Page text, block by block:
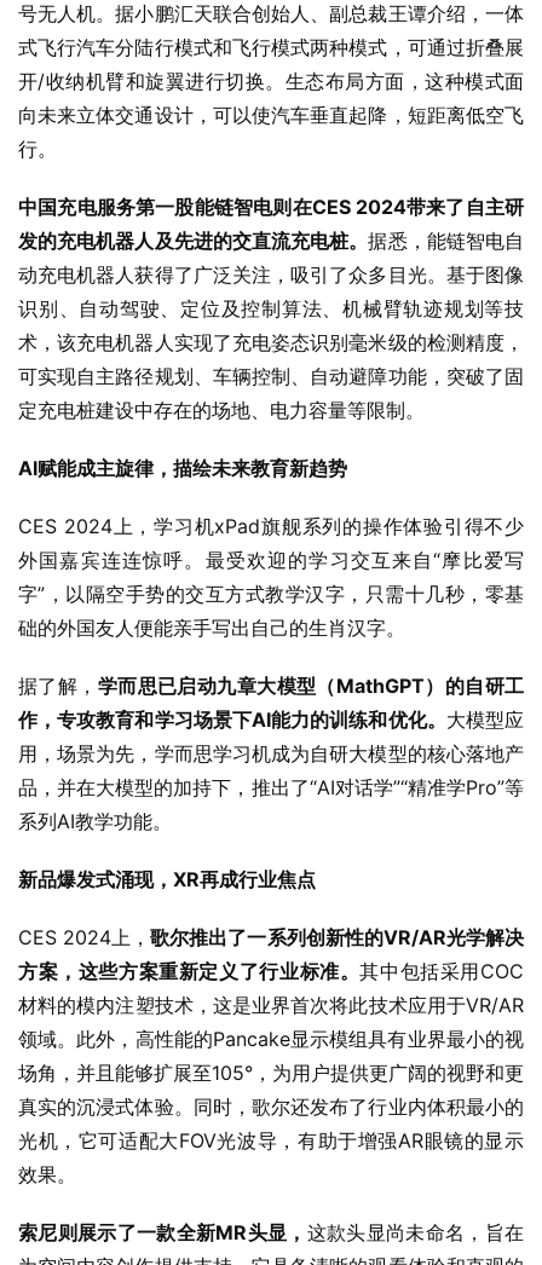
号无人机。据小鹏汇天联合创始人、副总裁王谭介绍，一体
式飞行汽车分陆行模式和飞行模式两种模式，可通过折叠展
开/收纳机臂和旋翼进行切换。生态布局方面，这种模式面
向未来立体交通设计，可以使汽车垂直起降，短距离低空飞
行。
中国充电服务第一股能链智电则在CES 2024带来了自主研
发的充电机器人及先进的交直流充电桩。据悉，能链智电自
动充电机器人获得了广泛关注，吸引了众多目光。基于图像
识别、自动驾驶、定位及控制算法、机械臂轨迹规划等技
术，该充电机器人实现了充电姿态识别毫米级的检测精度，
可实现自主路径规划、车辆控制、自动避障功能，突破了固
定充电桩建设中存在的场地、电力容量等限制。
AI赋能成主旋律，描绘未来教育新趋势
CES 2024上，学习机xPad旗舰系列的操作体验引得不少
外国嘉宾连连惊呼。最受欢迎的学习交互来自“摩比爱写
字”，以隔空手势的交互方式教学汉字，只需十几秒，零基
础的外国友人便能亲手写出自己的生肖汉字。
据了解， 学而思已启动九章大模型（MathGPT）的自研工
作，专攻教育和学习场景下AI能力的训练和优化。 大模型应
用，场景为先，学而思学习机成为自研大模型的核心落地产
品，并在大模型的加持下，推出了“AI对话学”“精准学Pro”等
系列AI教学功能。
新品爆发式涌现，XR再成行业焦点
CES 2024上，歌尔推出了一系列创新性的VR/AR光学解决
方案，这些方案重新定义了行业标准。其中包括采用COC
材料的模内注塑技术，这是业界首次将此技术应用于VR/AR
领域。此外，高性能的Pancake显示模组具有业界最小的视
场角，并且能够扩展至105°，为用户提供更广阔的视野和更
真实的沉浸式体验。同时，歌尔还发布了行业内体积最小的
光机，它可适配大FOV光波导，有助于增强AR眼镜的显示
效果。
索尼则展示了一款全新MR头显， 这款头显尚未命名，旨在